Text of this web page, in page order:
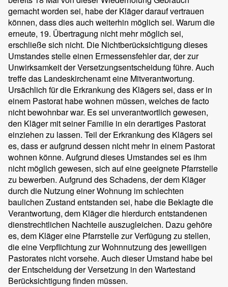
gemacht worden sei, habe der Kläger darauf vertrauen
können, dass dies auch weiterhin möglich sei. Warum die
erneute, 19. Übertragung nicht mehr möglich sei,
erschließe sich nicht. Die Nichtberücksichtigung dieses
Umstandes stelle einen Ermessensfehler dar, der zur
Unwirksamkeit der Versetzungsentscheidung führe. Auch
treffe das Landeskirchenamt eine Mitverantwortung.
Ursächlich für die Erkrankung des Klägers sei, dass er in
einem Pastorat habe wohnen müssen, welches de facto
nicht bewohnbar war. Es sei unverantwortlich gewesen,
den Kläger mit seiner Familie in ein derartiges Pastorat
einziehen zu lassen. Teil der Erkrankung des Klägers sei
es, dass er aufgrund dessen nicht mehr in einem Pastorat
wohnen könne. Aufgrund dieses Umstandes sei es ihm
nicht möglich gewesen, sich auf eine geeignete Pfarrstelle
zu bewerben. Aufgrund des Schadens, der dem Kläger
durch die Nutzung einer Wohnung im schlechten
baulichen Zustand entstanden sei, habe die Beklagte die
Verantwortung, dem Kläger die hierdurch entstandenen
dienstrechtlichen Nachteile auszugleichen. Dazu gehöre
es, dem Kläger eine Pfarrstelle zur Verfügung zu stellen,
die eine Verpflichtung zur Wohnnutzung des jeweiligen
Pastorates nicht vorsehe. Auch dieser Umstand habe bei
der Entscheidung der Versetzung in den Wartestand
Berücksichtigung finden müssen.